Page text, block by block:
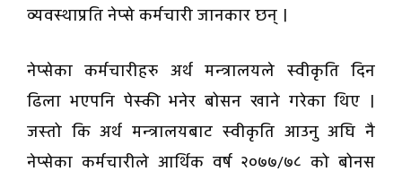
व्यवस्थाप्रति नेप्से कर्मचारी जानकार छन् ।
नेप्सेका कर्मचारीहरु अर्थ मन्त्रालयले स्वीकृति दिन
ढिला भएपनि पेस्की भनेर बोसन खाने गरेका थिए ।
जस्तो कि अर्थ मन्त्रालयबाट स्वीकृति आउनु अघि नै
नेप्सेका कर्मचारीले आर्थिक वर्ष २०७७/७८ को बोनस